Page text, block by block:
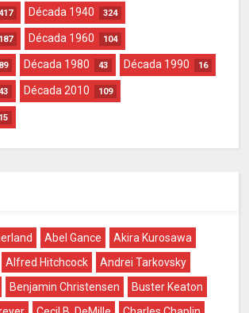
Década 1940 324
187 Década 1960 104
89 Década 1980 43 Década 1990 16
Década 2010 109
15
Abel Gance
Akira Kurosawa
Alfred Hitchcock
Andrei Tarkovsky
Benjamin Christensen
Buster Keaton